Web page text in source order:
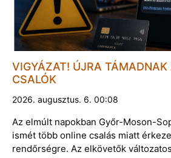
VIGYÁZAT! ÚJRA TÁMADNAK
CSALÓK
2026. augusztus. 6. 00:08
Az elmúlt napokban Győr-Moson-
ismét több online csalás miatt
rendőrségre. Az elkövetők